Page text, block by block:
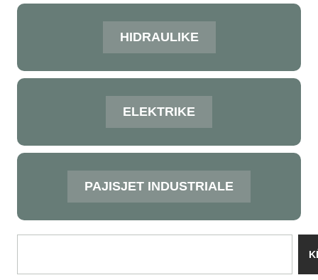
HIDRAULIKE
ELEKTRIKE
PAJISJET INDUSTRIALE